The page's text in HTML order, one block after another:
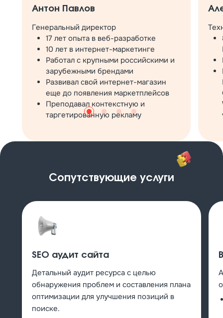
Антон Павлов
Генеральный директор
17 лет опыта в веб-разработке
10 лет в интернет-маркетинге
Работал с крупными российскими и
зарубежными брендами
Развивал свой интернет-магазин
еще до появления маркетплейсов
Преподавал контекстную и
таргетированную рекламу
Сопутствующие услуги
SEO аудит сайта
Детальный аудит ресурса с целью
обнаружения проблем и составления плана
оптимизации для улучшения позиций в
поиске.